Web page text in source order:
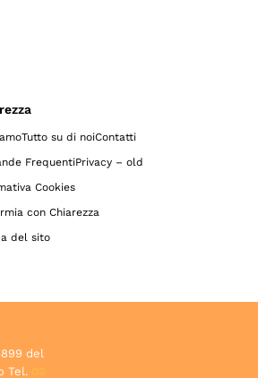
Tutto su di noiContatti
FrequentiPrivacy – old
Cookies
con Chiarezza
del sito
del
Tel.